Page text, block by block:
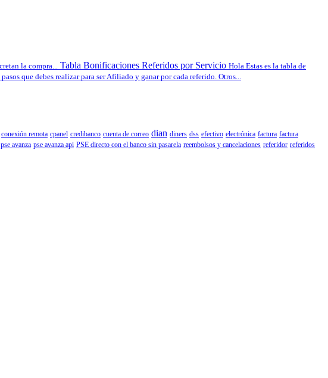
la compra... Tabla Bonificaciones Referidos por Servicio Hola Estas es la tabla de
que debes realizar para ser Afiliado y ganar por cada referido. Otros...
conexión remota cpanel credibanco cuenta de correo dian diners dss efectivo electrónica factura factura
pse avanza pse avanza api PSE directo con el banco sin pasarela reembolsos y cancelaciones referidor referidos